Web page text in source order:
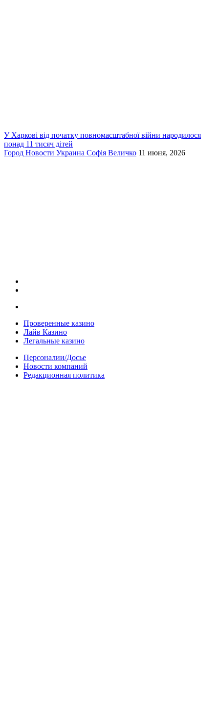
У Харкові від початку повномасштабної війни народилося
понад 11 тисяч дітей
Город Новости Украина Софія Величко 11 июня, 2026
Проверенные казино
Лайв Казино
Легальные казино
Персоналии/Досье
Новости компаний
Редакционная политика